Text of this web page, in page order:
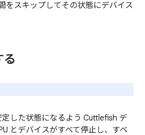
をスキップしてその状態にデバイス
した状態になるよう Cuttlefish デ
とデバイスがすべて停止し、すべ